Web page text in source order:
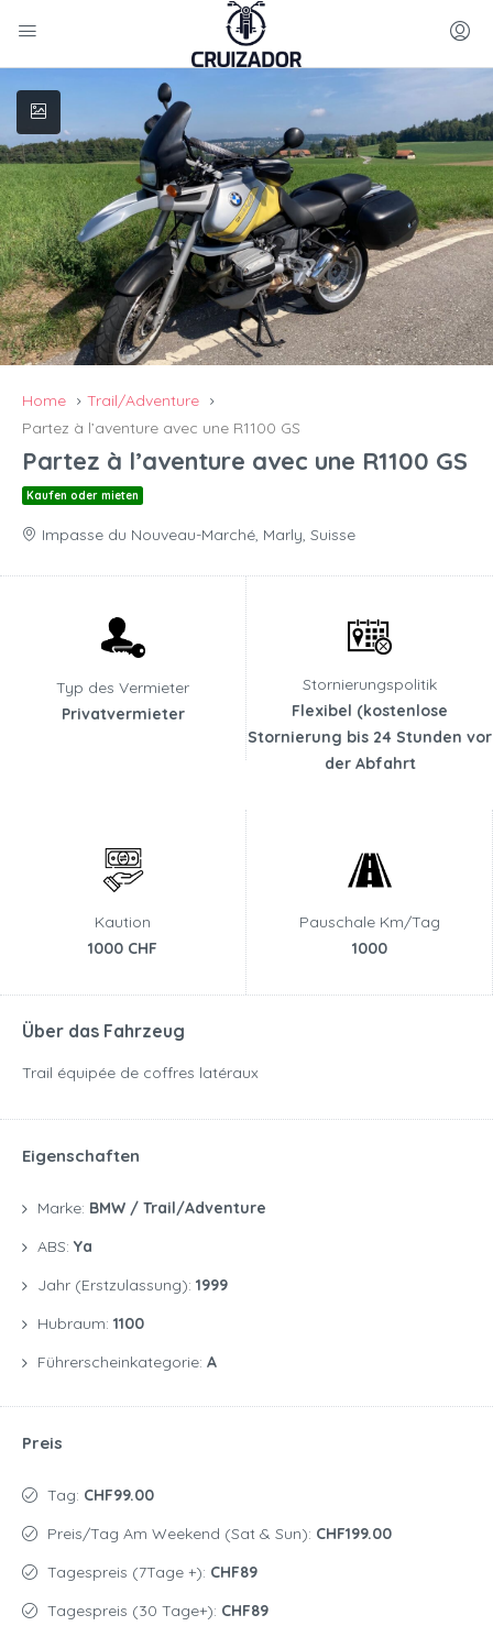
Home
Trail/Adventure
Partez à l’aventure avec une R1100 GS
Partez à l’aventure avec une R1100 GS
Kaufen oder mieten
Impasse du Nouveau-Marché, Marly, Suisse
Typ des Vermieter
Privatvermieter
Stornierungspolitik
Flexibel (kostenlose
Stornierung bis 24 Stunden vor
der Abfahrt
Kaution
1000 CHF
Pauschale Km/Tag
1000
Über das Fahrzeug
Trail équipée de coffres latéraux
Eigenschaften
Marke: BMW / Trail/Adventure
ABS: Ya
Jahr (Erstzulassung): 1999
Hubraum: 1100
Führerscheinkategorie: A
Preis
Tag: CHF99.00
Preis/Tag Am Weekend (Sat & Sun): CHF199.00
Tagespreis (7Tage +): CHF89
Tagespreis (30 Tage+): CHF89